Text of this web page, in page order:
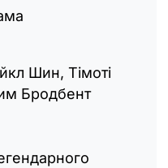
Шин, Тімоті
Бродбент